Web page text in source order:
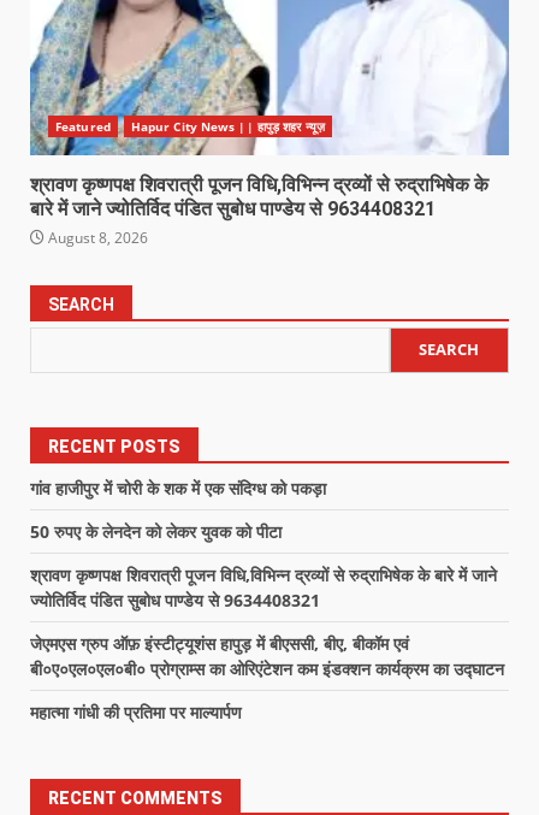
Featured Hapur City News || हापुड़ शहर न्यूज़
श्रावण कृष्णपक्ष शिवरात्री पूजन विधि,विभिन्न द्रव्यों से रुद्राभिषेक के
बारे में जाने ज्योतिर्विद पंडित सुबोध पाण्डेय से 9634408321
August 8, 2026
SEARCH
SEARCH
RECENT POSTS
गांव हाजीपुर में चोरी के शक में एक संदिग्ध को पकड़ा
50 रुपए के लेनदेन को लेकर युवक को पीटा
श्रावण कृष्णपक्ष शिवरात्री पूजन विधि,विभिन्न द्रव्यों से रुद्राभिषेक के बारे में जाने
ज्योतिर्विद पंडित सुबोध पाण्डेय से 9634408321
जेएमएस ग्रुप ऑफ़ इंस्टीट्यूशंस हापुड़ में बीएससी, बीए, बीकॉम एवं
बी०ए०एल०एल०बी० प्रोग्राम्स का ओरिएंटेशन कम इंडक्शन कार्यक्रम का उद्घाटन
महात्मा गांधी की प्रतिमा पर माल्यार्पण
RECENT COMMENTS